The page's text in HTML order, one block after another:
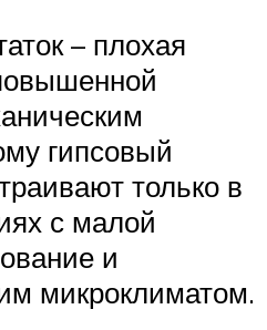
– плохая
гипсовый
только в
с малой
и
микроклиматом.